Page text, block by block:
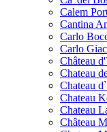
Calem
Cantina
Carlo
Carlo
Château
Chateau
Chateau
Chateau
Chateau
Château